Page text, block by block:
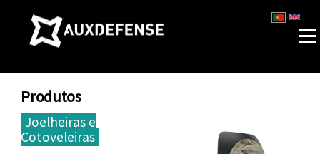
Produtos
Joelheiras e
Cotoveleiras